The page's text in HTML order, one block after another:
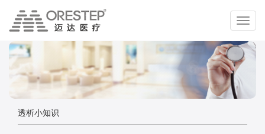
切
换
导
航
透析小知识